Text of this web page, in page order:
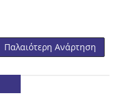
Παλαιότερη Ανάρτηση